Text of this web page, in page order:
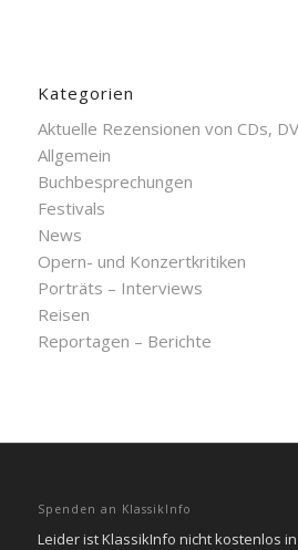
Kategorien
Aktuelle Rezensionen von CDs,
Allgemein
Buchbesprechungen
Festivals
News
Opern- und Konzertkritiken
Porträts – Interviews
Reisen
Reportagen – Berichte
Spenden an KlassikInfo
Leider ist KlassikInfo nicht kostenlos